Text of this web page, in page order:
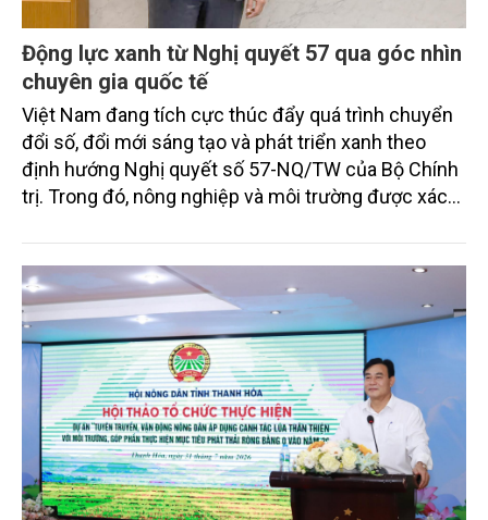
Động lực xanh từ Nghị quyết 57 qua góc nhìn
chuyên gia quốc tế
Việt Nam đang tích cực thúc đẩy quá trình chuyển
đổi số, đổi mới sáng tạo và phát triển xanh theo
định hướng Nghị quyết số 57-NQ/TW của Bộ Chính
trị. Trong đó, nông nghiệp và môi trường được xác
sắc bởi các tiến bộ công nghệ và cam kết bền vững
toàn cầu, đặc biệt là mục tiêu đưa phát thải ròng
bằng 0 (Net-Zero) vào năm 2050.